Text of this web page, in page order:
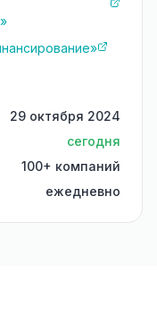
29 октября 2024
сегодня
100+ компаний
ежедневно